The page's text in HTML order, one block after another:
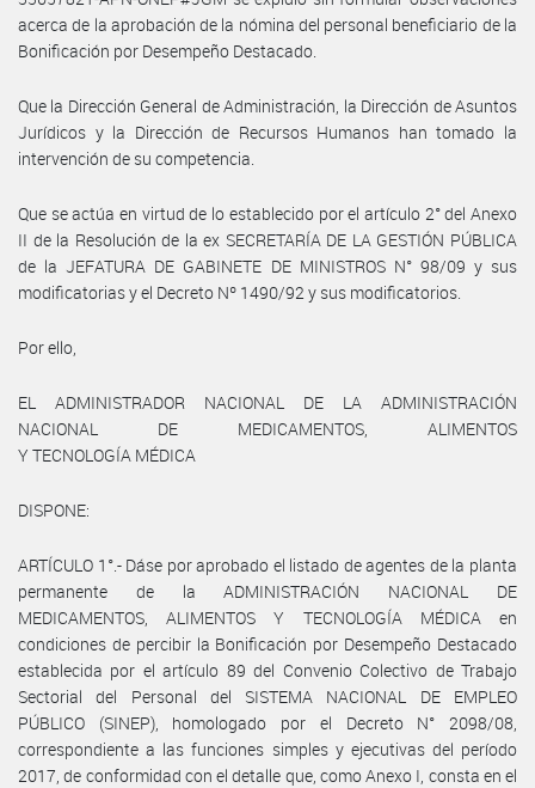
acerca de la aprobación de la nómina del personal beneficiario de la
Bonificación por Desempeño Destacado.
Que la Dirección General de Administración, la Dirección de Asuntos
Jurídicos y la Dirección de Recursos Humanos han tomado la
intervención de su competencia.
Que se actúa en virtud de lo establecido por el artículo 2° del Anexo
II de la Resolución de la ex SECRETARÍA DE LA GESTIÓN PÚBLICA
de la JEFATURA DE GABINETE DE MINISTROS N° 98/09 y sus
modificatorias y el Decreto Nº 1490/92 y sus modificatorios.
Por ello,
EL ADMINISTRADOR NACIONAL DE LA ADMINISTRACIÓN
NACIONAL DE MEDICAMENTOS, ALIMENTOS
Y TECNOLOGÍA MÉDICA
DISPONE:
ARTÍCULO 1°.- Dáse por aprobado el listado de agentes de la planta
permanente de la ADMINISTRACIÓN NACIONAL DE
MEDICAMENTOS, ALIMENTOS Y TECNOLOGÍA MÉDICA en
condiciones de percibir la Bonificación por Desempeño Destacado
establecida por el artículo 89 del Convenio Colectivo de Trabajo
Sectorial del Personal del SISTEMA NACIONAL DE EMPLEO
PÚBLICO (SINEP), homologado por el Decreto N° 2098/08,
correspondiente a las funciones simples y ejecutivas del período
2017, de conformidad con el detalle que, como Anexo I, consta en el